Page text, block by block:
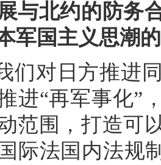
与北约的防务
军国主义思潮
们对日方推进
进“再军事化”
范围，打造可
际法国内法规